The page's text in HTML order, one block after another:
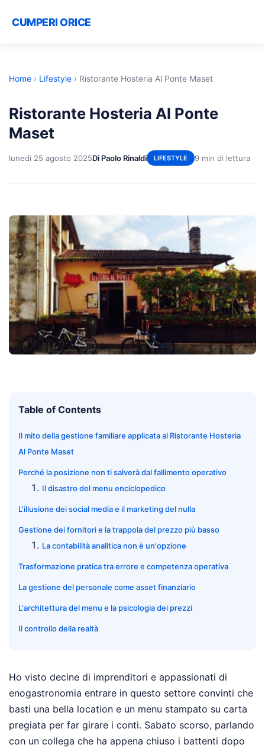
CUMPERI ORICE
Home › Lifestyle › Ristorante Hosteria Al Ponte Maset
Ristorante Hosteria Al Ponte
Maset
lunedì 25 agosto 2025Di Paolo Rinaldi LIFESTYLE 9 min di lettura
Table of Contents
Il mito della gestione familiare applicata al Ristorante Hosteria
Al Ponte Maset
Perché la posizione non ti salverà dal fallimento operativo
Il disastro del menu enciclopedico
L'illusione dei social media e il marketing del nulla
Gestione dei fornitori e la trappola del prezzo più basso
La contabilità analitica non è un'opzione
Trasformazione pratica tra errore e competenza operativa
La gestione del personale come asset finanziario
L'architettura del menu e la psicologia dei prezzi
Il controllo della realtà
Ho visto decine di imprenditori e appassionati di
enogastronomia entrare in questo settore convinti che
basti una bella location e un menu stampato su carta
pregiata per far girare i conti. Sabato scorso, parlando
con un collega che ha appena chiuso i battenti dopo